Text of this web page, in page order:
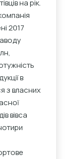
на рік.
2017
в
з власних
вівса